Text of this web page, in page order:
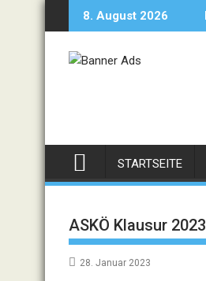
8. August 2026
STARTSEITE
ASKÖ Klausur 2023
28. Januar 2023